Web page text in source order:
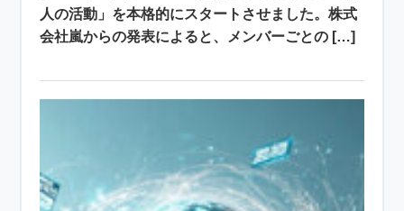
人の活動」を本格的にスタートさせました。株式
会社嵐からの発表によると、メンバーごとの […]